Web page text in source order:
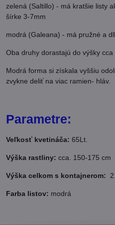
zelená (Saltillo) - má kratšie listy
šírke 3-7mm
modrá (Galeana) - má pružné a
Oba druhy dorastajú do výšky
Modrá forma si získala vyššiu
zvykne deliť na viac ramien- hláv.
Parametre:
Veľkosť kvetináča: 65Lt.
Výška rastliny: cca. 150-175 cm
Výška celkom s kontajnerom:
Farba listov: modrá